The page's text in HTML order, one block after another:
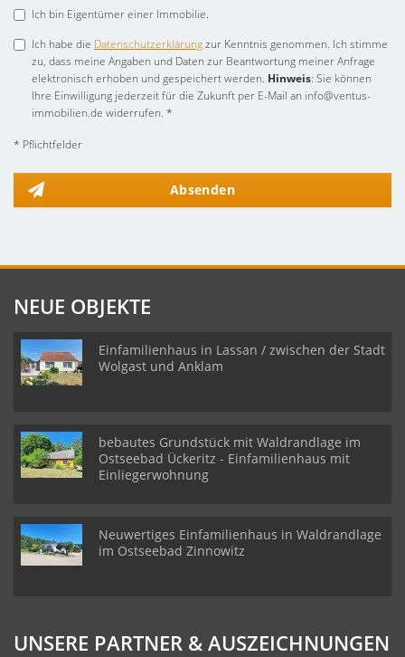
Ich bin Eigentümer einer Immobilie.
Ich habe die Datenschutzerklärungzur Kenntnis genommen. Ich stimme
zu, dass meine Angaben und Daten zur Beantwortung meiner Anfrage
elektronisch erhoben und gespeichert werden. Hinweis: Sie können
Ihre Einwilligung jederzeit für die Zukunft per E-Mail an info@ventus-
immobilien.de widerrufen. *
* Pflichtfelder
Absenden
NEUE OBJEKTE
Einfamilienhaus in Lassan / zwischen der Stadt
Wolgast und Anklam
bebautes Grundstück mit Waldrandlage im
Ostseebad Ückeritz - Einfamilienhaus mit
Einliegerwohnung
Neuwertiges Einfamilienhaus in Waldrandlage
im Ostseebad Zinnowitz
UNSERE PARTNER & AUSZEICHNUNGEN